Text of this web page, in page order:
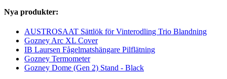
Nya produkter:
AUSTROSAAT Sättlök för Vinterodling Trio Blandning
Gozney Arc XL Cover
IB Laursen Fågelmatshängare Pilflätning
Gozney Termometer
Gozney Dome (Gen 2) Stand - Black